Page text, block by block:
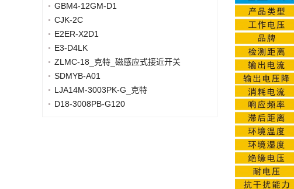
GBM4-12GM-D1
CJK-2C
E2ER-X2D1
E3-D4LK
ZLMC-18_克特_磁感应式接近开关
SDMYB-A01
LJA14M-3003PK-G_克特
D18-3008PB-G120